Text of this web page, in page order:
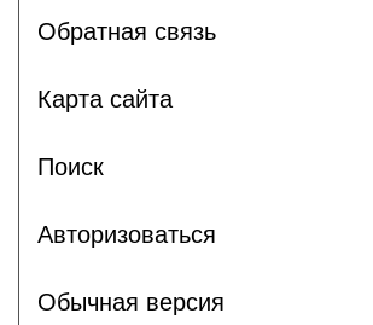
Обратная связь
Карта сайта
Поиск
Авторизоваться
Обычная версия